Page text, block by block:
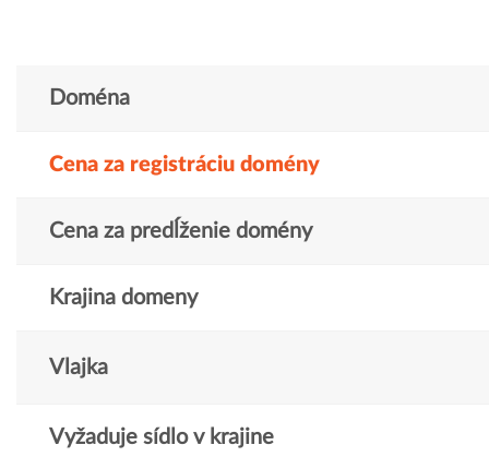
Doména
Cena za registráciu domény
Cena za predĺženie domény
Krajina domeny
Vlajka
Vyžaduje sídlo v krajine